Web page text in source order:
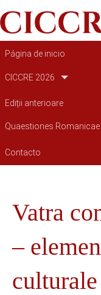
Navegación
Página de inicio
CICCRE 2026
Ediții anterioare
Quaestiones Romanicae
Contacto
Vatra
–